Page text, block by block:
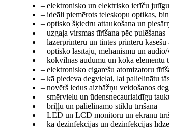
– elektronisko un elektrisko ierīču
– ideāli piemērots teleskopu optikas,
– optisko šķiedru attaukošana un
– uzgaļa virsmas tīrīšana pēc pulēšanas
– lāzerprinteru un tintes printeru kasešu
– optisko lasītāju, mehānismu un
– kokvilnas audumu un koka elementu
– elektronisko cigarešu atomizatoru
– kā piedeva degvielai, lai palielinātu
– novērš ledus aizbāžņu veidošanos
– smērvielu un ūdensnecaurlaidīgu
– briļļu un palielināmo stiklu tīrīšana
– LED un LCD monitoru un ekrānu
– kā dezinfekcijas un dezinfekcijas